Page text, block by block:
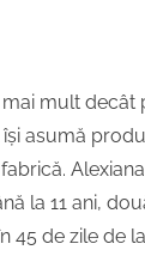
mult decât
asumă
la 11 ani,
45 de zile de